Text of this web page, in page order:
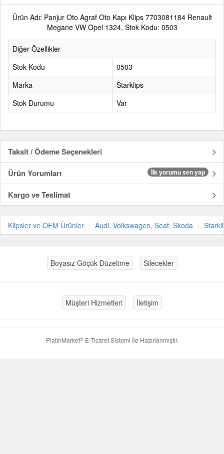
Ürün Adı: Panjur Oto Agraf Oto Kapı Klips 7703081184 Renault
Megane VW Opel 1324, Stok Kodu: 0503
Diğer Özellikler
Stok Kodu
0503
Marka
Starklips
Stok Durumu
Var
Taksit / Ödeme Seçenekleri
Ürün Yorumları
İlk yorumu sen yap
Kargo ve Teslimat
Klipsler ve OEM Ürünler Audi, Volkswagen, Seat, Skoda
Boyasız Göçük Düzeltme Silecekler
Müşteri Hizmetleri İletişim
PlatinMarket®E-Ticaret Sistemi İle Hazırlanmıştır.